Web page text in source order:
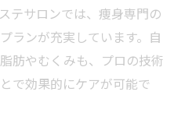
テサロンでは、痩身専門の
ランが充実しています。自
肪やむくみも、プロの技術
で効果的にケアが可能で